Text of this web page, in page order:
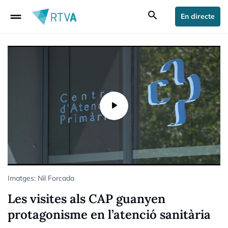
drag_handle search En directe
Imatges: Nil Forcada
Les visites als CAP guanyen
protagonisme en l’atenció sanitària